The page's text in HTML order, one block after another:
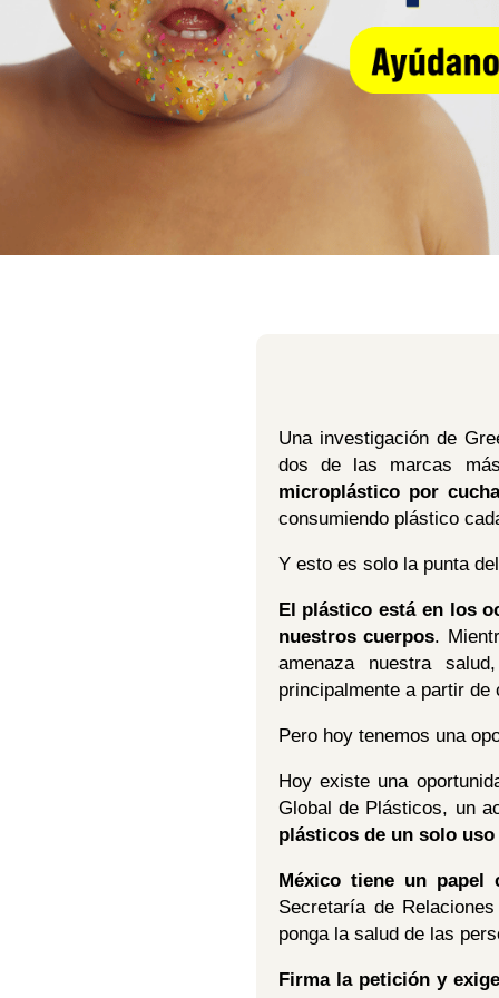
Una investigación de
dos de las marcas
microplástico por
consumiendo plástico
Y esto es solo la punta
El plástico está en los
nuestros cuerpos.
amenaza nuestra
principalmente a partir
Pero hoy tenemos una
Hoy existe una
Global de Plásticos, un
plásticos de un solo
México tiene un papel
Secretaría de
ponga la salud de las
Firma la petición y